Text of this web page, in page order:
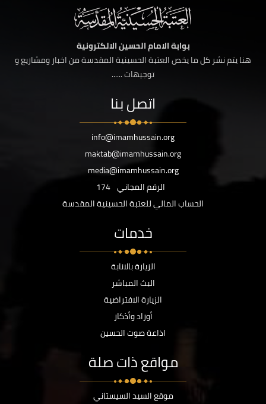
بوابة الامام الحسين الالكترونية
هنا يتم نشر كل ما يخص العتبة الحسينية المقدسة من اخبار ومشاريع و
توجيهات ......
اتصل بنا
info@imamhussain.org
maktab@imamhussain.org
media@imamhussain.org
الرقم المجاني 174
الحساب المالي للعتبة الحسينية المقدسة
خدمات
الزيارة بالانابة
البث المباشر
الزيارة الافتراضية
أوراد وأذكار
اذاعة صوت الحسين
مواقع ذات صلة
موقع السيد السيستاني